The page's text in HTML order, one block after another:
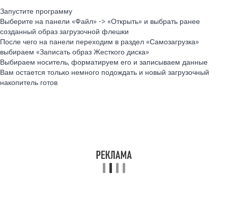
Запустите программу
Выберите на панели «Файл» -> «Открыть» и выбрать ранее
созданный образ загрузочной флешки
После чего на панели переходим в раздел «Самозагрузка»
выбираем «Записать образ Жесткого диска»
Выбираем носитель, форматируем его и записываем данные
Вам остается только немного подождать и новый загрузочный
накопитель готов